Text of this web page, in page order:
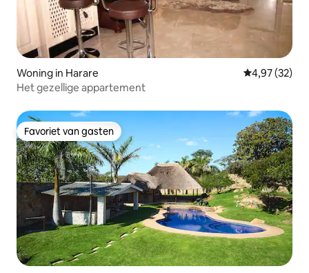
Woning in Harare Gemiddelde
4,97 (32)
Het gezellige appartement
Favoriet van gasten
Favoriet van gasten